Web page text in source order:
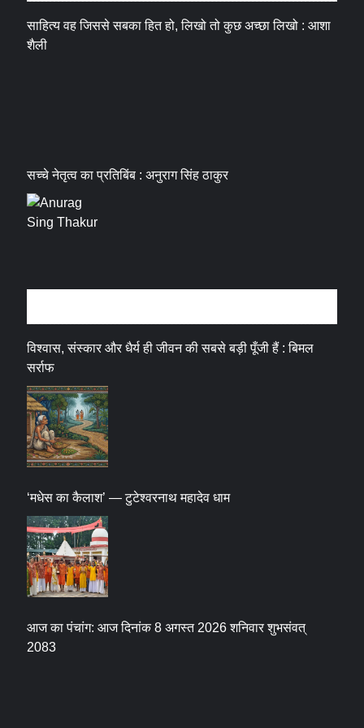
साहित्य वह जिससे सबका हित हो, लिखो तो कुछ अच्छा लिखो : आशा
शैली
सच्चे नेतृत्व का प्रतिबिंब : अनुराग सिंह ठाकुर
विश्वास, संस्कार और धैर्य ही जीवन की सबसे बड़ी पूँजी हैं : बिमल
सर्राफ
‘मधेस का कैलाश’ — टुटेश्वरनाथ महादेव धाम
आज का पंचांग: आज दिनांक 8 अगस्त 2026 शनिवार शुभसंवत्
2083